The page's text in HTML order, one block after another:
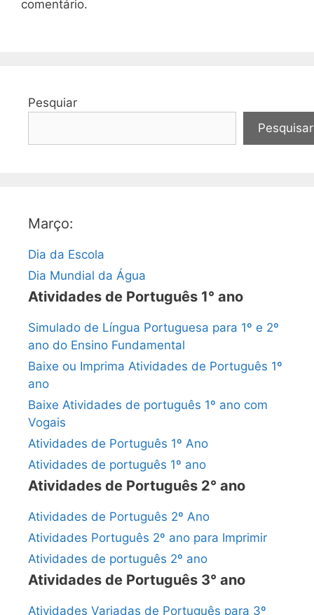
comentário.
Pesquiar
Pesquisar
Março:
Dia da Escola
Dia Mundial da Água
Atividades de Português 1° ano
Simulado de Língua Portuguesa para 1º e 2º
ano do Ensino Fundamental
Baixe ou Imprima Atividades de Português 1º
ano
Baixe Atividades de português 1º ano com
Vogais
Atividades de Português 1º Ano
Atividades de português 1º ano
Atividades de Português 2° ano
Atividades de Português 2º Ano
Atividades Português 2º ano para Imprimir
Atividades de português 2º ano
Atividades de Português 3° ano
Atividades Variadas de Português para 3º